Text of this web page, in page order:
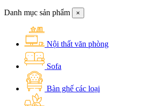
Danh mục sản phẩm ×
Nội thất văn phòng
Sofa
Bàn ghế các loại